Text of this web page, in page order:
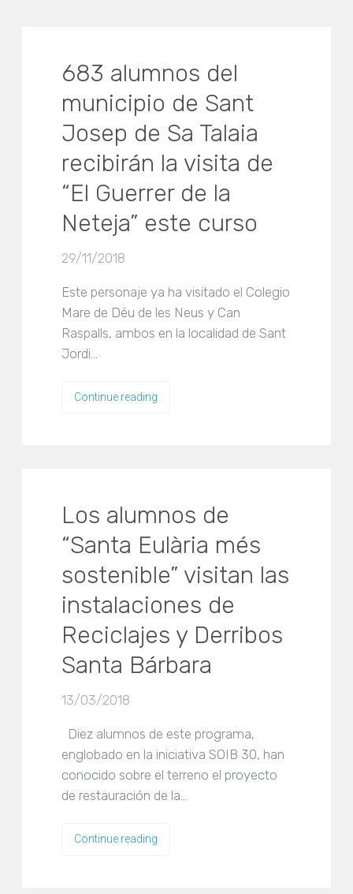
683 alumnos del
municipio de Sant
Josep de Sa Talaia
recibirán la visita de
“El Guerrer de la
Neteja” este curso
29/11/2018
Este personaje ya ha visitado el Colegio
Mare de Déu de les Neus y Can
Raspalls, ambos en la localidad de Sant
Jordi…
Continue reading
Los alumnos de
“Santa Eulària més
sostenible” visitan las
instalaciones de
Reciclajes y Derribos
Santa Bárbara
13/03/2018
Diez alumnos de este programa,
englobado en la iniciativa SOIB 30, han
conocido sobre el terreno el proyecto
de restauración de la…
Continue reading